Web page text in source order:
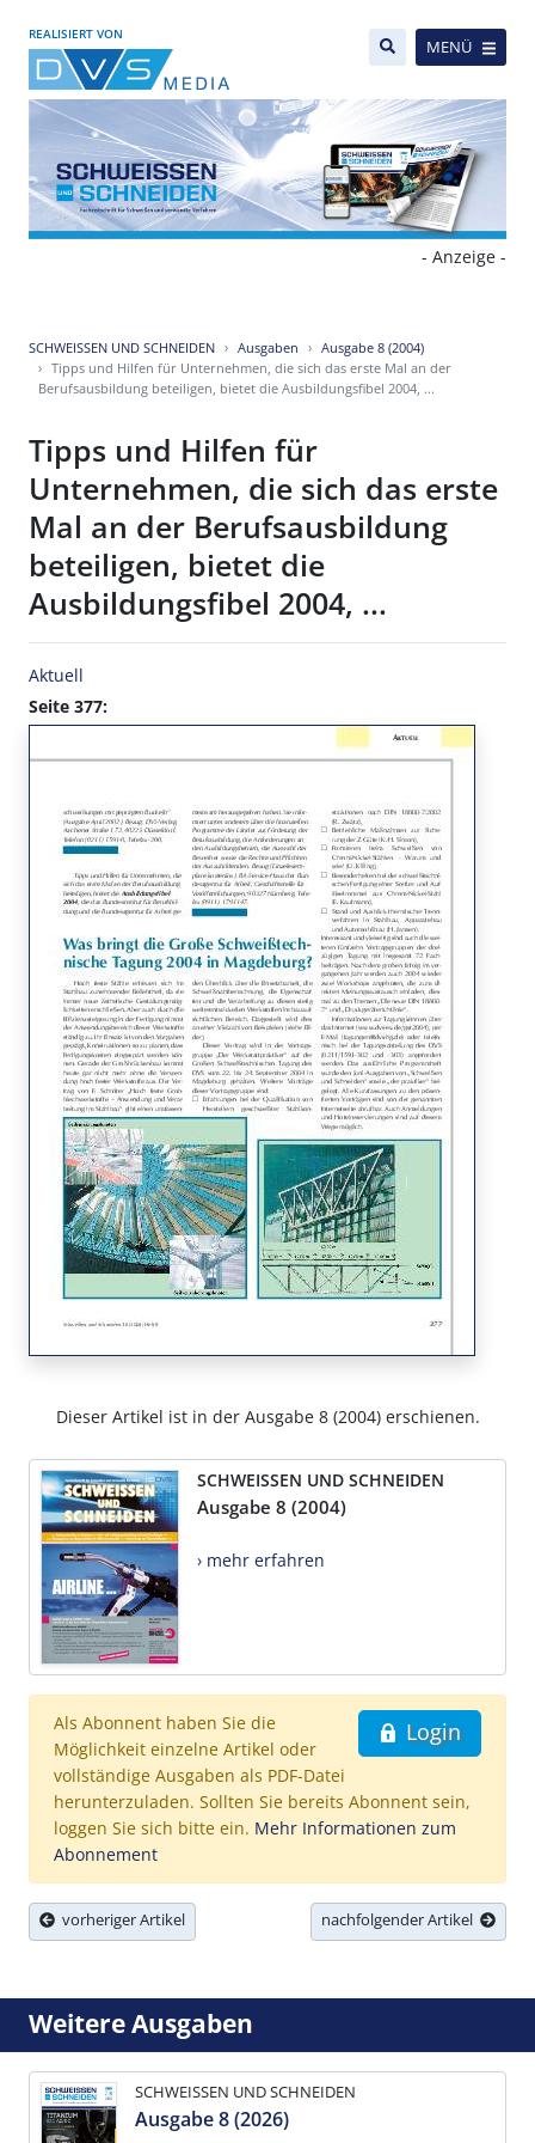
REALISIERT VON
MENÜ
- Anzeige -
SCHWEISSEN UND SCHNEIDEN Ausgaben
Ausgabe 8 (2004)
Tipps und Hilfen für Unternehmen, die sich das erste Mal an der
Berufsausbildung beteiligen, bietet die Ausbildungsfibel 2004, ...
Tipps und Hilfen für
Unternehmen, die sich das erste
Mal an der Berufsausbildung
beteiligen, bietet die
Ausbildungsfibel 2004, ...
Aktuell
Seite 377:
Dieser Artikel ist in der Ausgabe 8 (2004) erschienen.
SCHWEISSEN UND SCHNEIDEN
Ausgabe 8 (2004)
› mehr erfahren
Login
Als Abonnent haben Sie die
Möglichkeit einzelne Artikel oder
vollständige Ausgaben als PDF-Datei
herunterzuladen. Sollten Sie bereits Abonnent sein,
loggen Sie sich bitte ein. Mehr Informationen zum
Abonnement
vorheriger Artikel nachfolgender Artikel
Weitere Ausgaben
SCHWEISSEN UND SCHNEIDEN
Ausgabe 8 (2026)